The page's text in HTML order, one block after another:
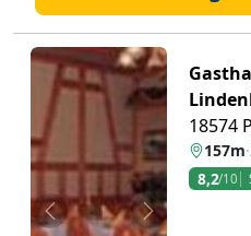
Zurück Weiter
18574
157m·
8,2/10